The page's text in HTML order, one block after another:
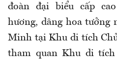
đoàn đại biểu cấp
hương, dâng hoa tưởng
Minh tại Khu di tích
tham quan Khu di